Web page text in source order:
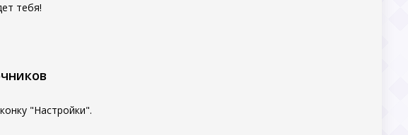
тебя!
"Настройки".